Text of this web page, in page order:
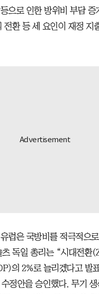
으로 인한 방위비 부담
환 등 세 요인이 재정 지
럽은 국방비를 적극적으
독일 총리는 “시대전환
의 2%로 늘리겠다고 발
정안을 승인했다. 무기